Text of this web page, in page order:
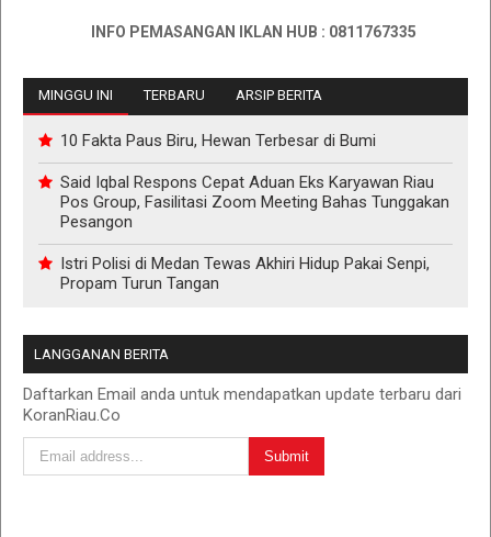
INFO PEMASANGAN IKLAN HUB : 0811767335
MINGGU INI TERBARU ARSIP BERITA
10 Fakta Paus Biru, Hewan Terbesar di Bumi
Said Iqbal Respons Cepat Aduan Eks Karyawan Riau
Pos Group, Fasilitasi Zoom Meeting Bahas Tunggakan
Pesangon
Istri Polisi di Medan Tewas Akhiri Hidup Pakai Senpi,
Propam Turun Tangan
LANGGANAN BERITA
Daftarkan Email anda untuk mendapatkan update terbaru dari
KoranRiau.Co